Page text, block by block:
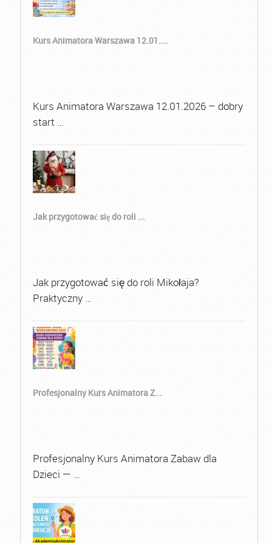
Kurs Animatora Warszawa 12.01....
Kurs Animatora Warszawa 12.01.2026 – dobry
start …
Jak przygotować się do roli ...
Jak przygotować się do roli Mikołaja?
Praktyczny …
Profesjonalny Kurs Animatora Z...
Profesjonalny Kurs Animatora Zabaw dla
Dzieci — …